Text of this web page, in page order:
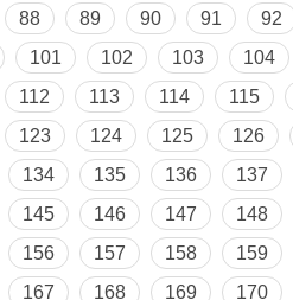
88 89 90 91 92
101 102 103 104
112 113 114 115
123 124 125 126
134 135 136 137
145 146 147 148
156 157 158 159
167 168 169 170